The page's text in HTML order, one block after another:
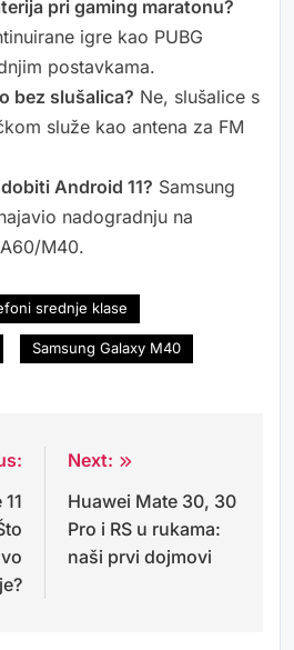
pri gaming maratonu?
igre kao PUBG
postavkama.
bez slušalica? Ne, slušalice s
služe kao antena za FM
Android 11? Samsung
nadogradnju na
M40.
srednje klase
Samsung Galaxy M40
Next:
Huawei Mate 30, 30
Pro i RS u rukama:
naši prvi dojmovi